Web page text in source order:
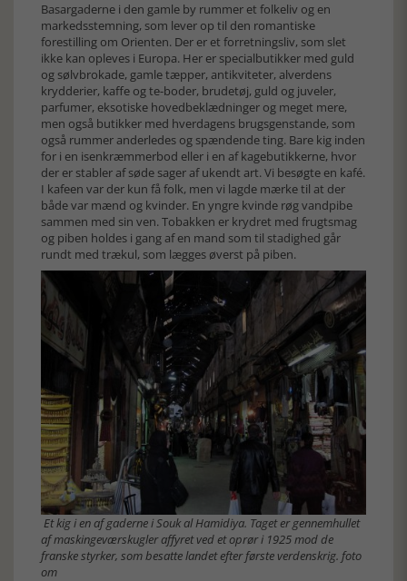
Basargaderne i den gamle by rummer et folkeliv og en
markedsstemning, som lever op til den romantiske
forestilling om Orienten. Der er et forretningsliv, som slet
ikke kan opleves i Europa. Her er specialbutikker med guld
og sølvbrokade, gamle tæpper, antikviteter, alverdens
krydderier, kaffe og te-boder, brudetøj, guld og juveler,
parfumer, eksotiske hovedbeklædninger og meget mere,
men også butikker med hverdagens brugsgenstande, som
også rummer anderledes og spændende ting. Bare kig inden
for i en isenkræmmerbod eller i en af kagebutikkerne, hvor
der er stabler af søde sager af ukendt art. Vi besøgte en kafé.
I kafeen var der kun få folk, men vi lagde mærke til at der
både var mænd og kvinder. En yngre kvinde røg vandpibe
sammen med sin ven. Tobakken er krydret med frugtsmag
og piben holdes i gang af en mand som til stadighed går
rundt med trækul, som lægges øverst på piben.
Et kig i en af gaderne i Souk al Hamidiya. Taget er gennemhullet
af maskingeværskugler affyret ved et oprør i 1925 mod de
franske styrker, som besatte landet efter første verdenskrig. foto
om